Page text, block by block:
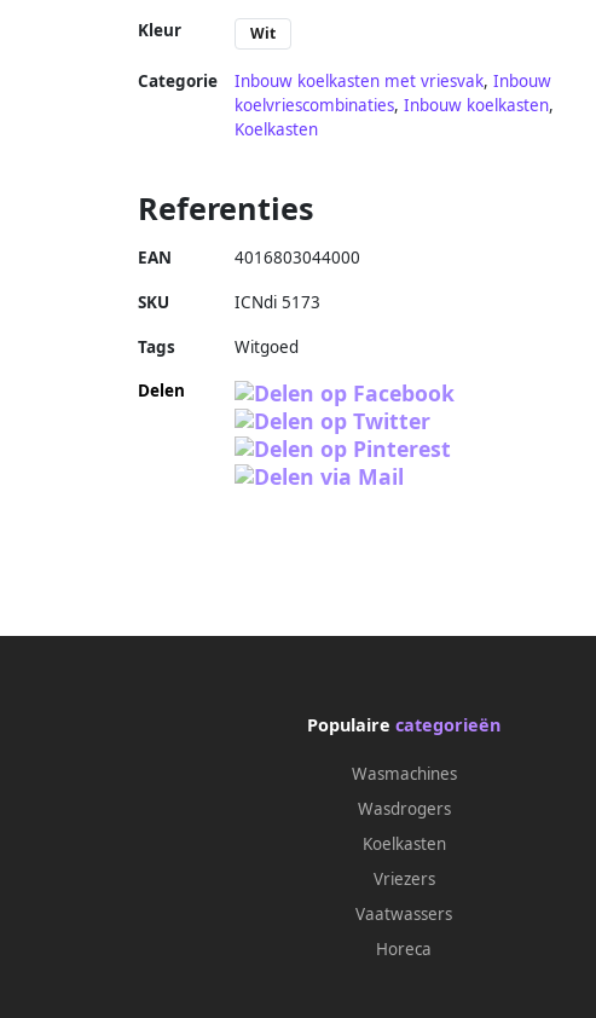
Kleur Wit
Categorie Inbouw koelkasten met vriesvak, Inbouw
koelvriescombinaties, Inbouw koelkasten,
Koelkasten
Referenties
EAN 4016803044000
SKU ICNdi 5173
Tags
Witgoed
Delen
Populaire categorieën
Wasmachines
Wasdrogers
Koelkasten
Vriezers
Vaatwassers
Horeca